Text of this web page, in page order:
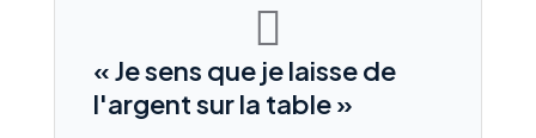

« Je sens que je laisse de
l'argent sur la table »